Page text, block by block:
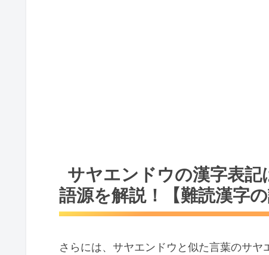
サヤエンドウの漢字表記
語源を解説！【難読漢字の
さらには、サヤエンドウと似た言葉のサ